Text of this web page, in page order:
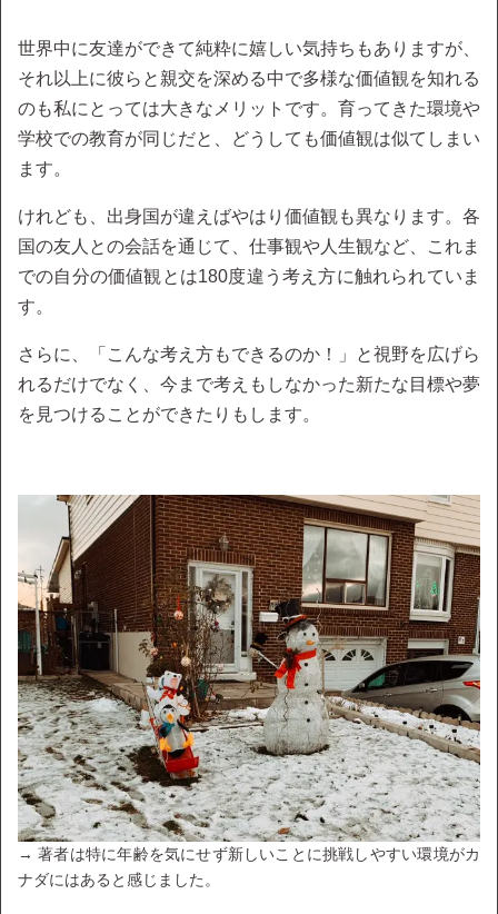
世界中に友達ができて純粋に嬉しい気持ちもありますが、
それ以上に彼らと親交を深める中で多様な価値観を知れる
のも私にとっては大きなメリットです。育ってきた環境や
学校での教育が同じだと、どうしても価値観は似てしまい
ます。
けれども、出身国が違えばやはり価値観も異なります。各
国の友人との会話を通じて、仕事観や人生観など、これま
での自分の価値観とは180度違う考え方に触れられていま
す。
さらに、「こんな考え方もできるのか！」と視野を広げら
れるだけでなく、今まで考えもしなかった新たな目標や夢
を見つけることができたりもします。
→ 著者は特に年齢を気にせず新しいことに挑戦しやすい環境がカ
ナダにはあると感じました。